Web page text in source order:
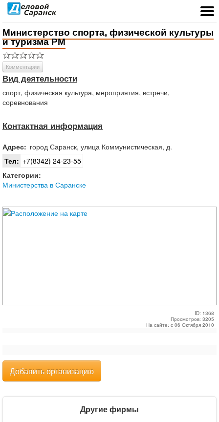
Министерство спорта, физической культуры
и туризма РМ
Комментарии
Вид деятельности
спорт, физическая культура, мероприятия, встречи,
соревнования
Контактная информация
Адрес: город Саранск, улица Коммунистическая, д.
Тел: +7(8342) 24-23-55
Категории:
Министерства в Саранске
ID: 1368
Просмотров: 3205
На сайте: с 06 Октября 2010
Добавить организацию
Другие фирмы